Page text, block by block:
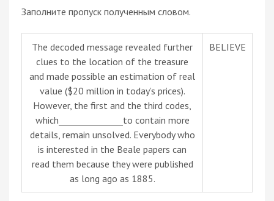
Заполните пропуск полученным словом.
The decoded message revealed further
clues to the location of the treasure
and made possible an estimation of real
value ($20 million in today’s prices).
However, the first and the third codes,
which_______________to contain more
details, remain unsolved. Everybody who
is interested in the Beale papers can
read them because they were published
as long ago as 1885.
BELIEVE